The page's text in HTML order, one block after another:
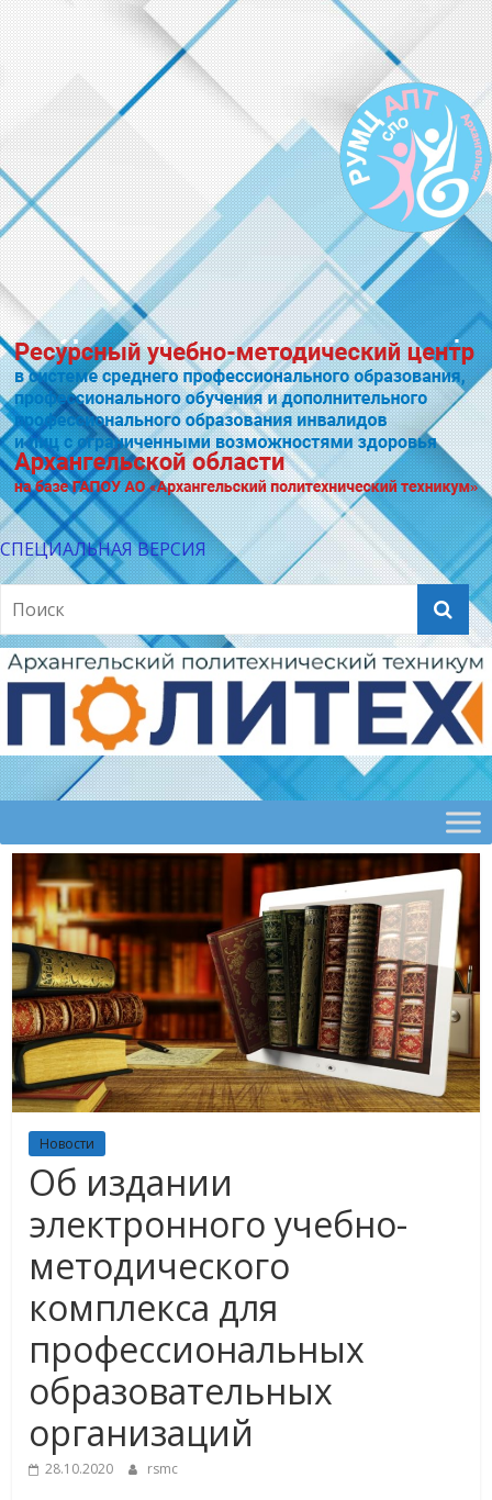
СПЕЦИАЛЬНАЯ ВЕРСИЯ
Новости
Об издании
электронного учебно-
методического
комплекса для
профессиональных
образовательных
организаций
28.10.2020 rsmc